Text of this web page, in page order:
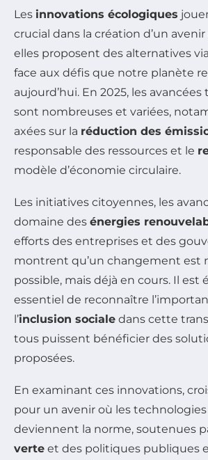
Les innovations écologiques
crucial dans la création d’un
elles proposent des alternatives
face aux défis que notre planète
aujourd’hui. En 2025, les
sont nombreuses et variées,
axées sur la réduction des
responsable des ressources et le
modèle d’économie circulaire.
Les initiatives citoyennes, les
domaine des énergies
efforts des entreprises et des
montrent qu’un changement est
possible, mais déjà en cours. Il est
essentiel de reconnaître
l’inclusion sociale dans cette
tous puissent bénéficier des
proposées.
En examinant ces innovations,
pour un avenir où les
deviennent la norme, soutenues
verte et des politiques publiques